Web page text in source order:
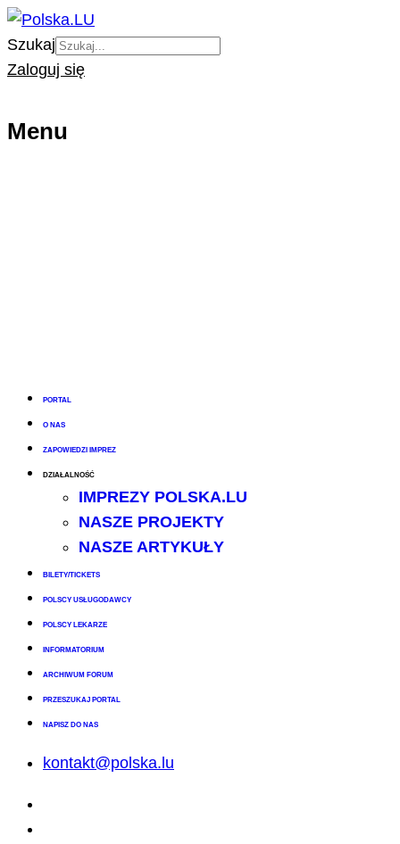
Szukaj
Zaloguj się
Menu
PORTAL
O NAS
ZAPOWIEDZI IMPREZ
DZIAŁALNOŚĆ
IMPREZY POLSKA.LU
NASZE PROJEKTY
NASZE ARTYKUŁY
BILETY/TICKETS
POLSCY USŁUGODAWCY
POLSCY LEKARZE
INFORMATORIUM
ARCHIWUM FORUM
PRZESZUKAJ PORTAL
NAPISZ DO NAS
kontakt@polska.lu